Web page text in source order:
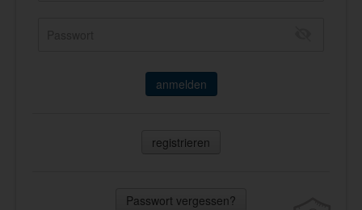
anmelden
registrieren
Passwort vergessen?